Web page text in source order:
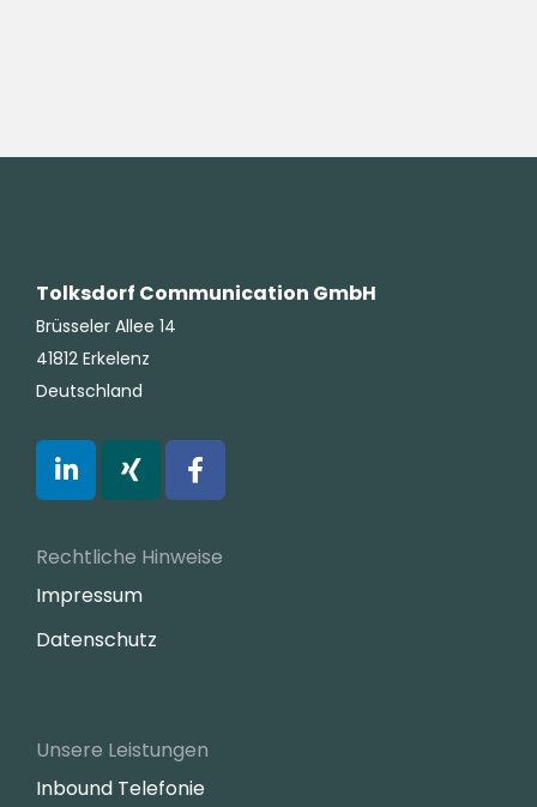
Tolksdorf Communication GmbH
Brüsseler Allee 14
41812 Erkelenz
Deutschland
Rechtliche Hinweise
Impressum
Datenschutz
Unsere Leistungen
Inbound Telefonie